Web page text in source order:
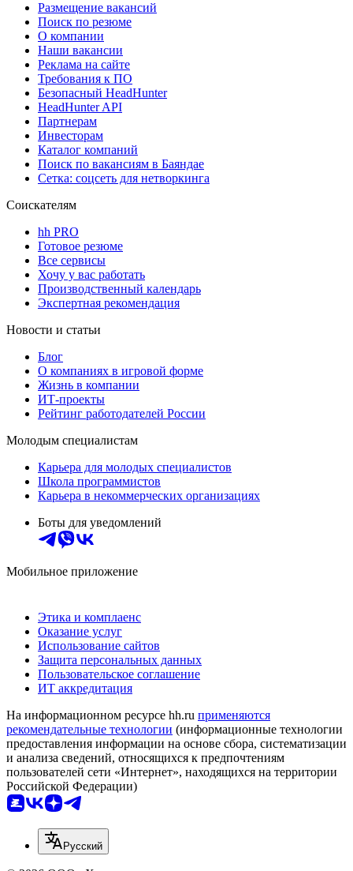
Размещение вакансий
Поиск по резюме
О компании
Наши вакансии
Реклама на сайте
Требования к ПО
Безопасный HeadHunter
HeadHunter API
Партнерам
Инвесторам
Каталог компаний
Поиск по вакансиям в Баяндае
Сетка: соцсеть для нетворкинга
Соискателям
hh PRO
Готовое резюме
Все сервисы
Хочу у вас работать
Производственный календарь
Экспертная рекомендация
Новости и статьи
Блог
О компаниях в игровой форме
Жизнь в компании
ИТ-проекты
Рейтинг работодателей России
Молодым специалистам
Карьера для молодых специалистов
Школа программистов
Карьера в некоммерческих организациях
Боты для уведомлений
Мобильное приложение
Этика и комплаенс
Оказание услуг
Использование сайтов
Защита персональных данных
Пользовательское соглашение
ИТ аккредитация
На информационном ресурсе hh.ru применяются
рекомендательные технологии (информационные технологии
предоставления информации на основе сбора, систематизации
и анализа сведений, относящихся к предпочтениям
пользователей сети «Интернет», находящихся на территории
Российской Федерации)
Русский